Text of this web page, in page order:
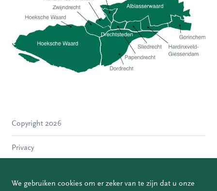
We gebruiken cookies om er zeker van te zijn dat u onze
Molenlanden
Papendrecht
Gorinchem
Copyright 2026
Privacy